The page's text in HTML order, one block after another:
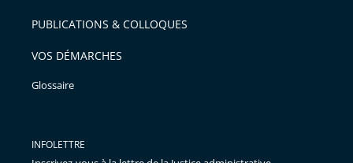
PUBLICATIONS & COLLOQUES
VOS DÉMARCHES
Glossaire
INFOLETTRE